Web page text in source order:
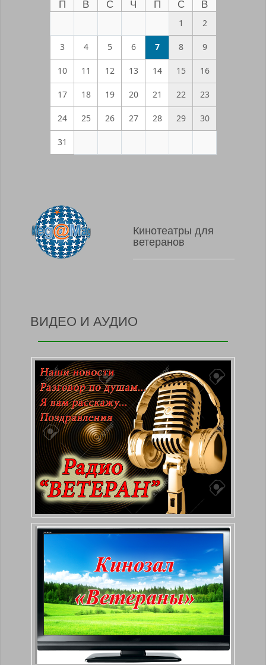
П В С Ч П С
В
1
2
3 4 5 6 7 8 9
10 11 12 13 14 15 16
17 18 19 20 21 22 23
24 25 26 27 28 29 30
31
Кинотеатры для
ветеранов
ВИДЕО И АУДИО